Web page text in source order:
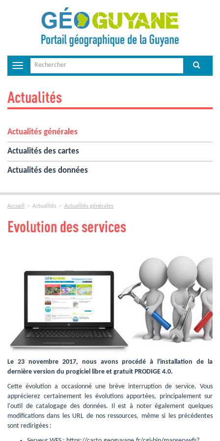
Toggle
navigation
Actualités
Actualités générales
Actualités des cartes
Actualités des données
Accueil Actualités Actualités générales
Evolution des services
Le 23 novembre 2017, nous avons procédé à l'installation de la
dernière version du progiciel libre et gratuit PRODIGE 4.0.
Cette évolution a occasionné une brève interruption de service. Vous
apprécierez certainement les évolutions apportées, principalement sur
l'outil de catalogage des données. Il est à noter également quelques
modifications dans les URL de nos ressources, même si les précédentes
sont redirigées :